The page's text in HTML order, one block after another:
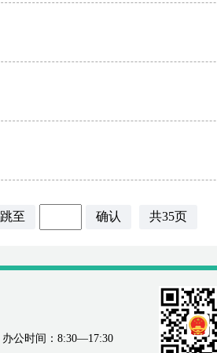
跳至 确认 共35页
办公时间：8:30—17:30